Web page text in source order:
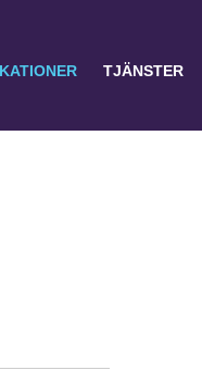
TJÄNSTER